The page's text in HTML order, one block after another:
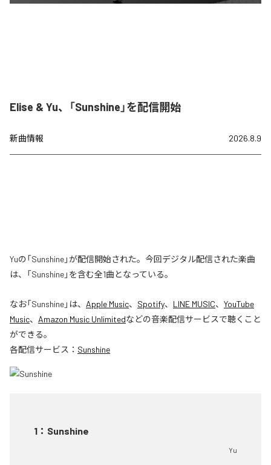
Elise & Yu、「Sunshine」を配信開始
新曲情報 2026.8.9
Yuの「Sunshine」が配信開始された。今回デジタル配信された楽曲
は、「Sunshine」を含む全1曲となっている。
なお「Sunshine」は、 Apple Music、 Spotify、 LINE MUSIC、 YouTube
Music、 Amazon Music Unlimitedなどの音楽配信サービスで聴くこと
ができる。
各配信サービス： Sunshine
1 ： Sunshine
Yu